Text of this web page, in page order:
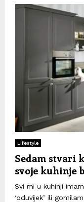
Lifestyle
Sedam stvari
svoje kuhinje
Svi mi u kuhinji
‘oduvijek’ ili